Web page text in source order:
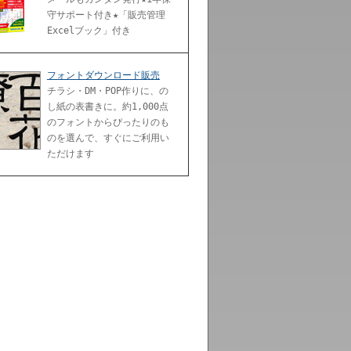
守サポート付き★「販売管理
Excelブック」付き
フォントダウンロード販売
チラシ・DM・POP作りに、の
し紙の表書きに。約1,000点
のフォントからぴったりのも
のを選んで、すぐにご利用い
ただけます